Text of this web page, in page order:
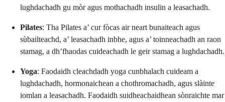
lughdachadh gu mòr agus mothachadh insulin a leasachadh.
Pilates: Tha Pilates a’ cur fòcas air neart bunaiteach agus
sùbailteachd, a’ leasachadh inbhe, agus a’ toinneachadh an raon
stamag, a dh’fhaodas cuideachadh le geir stamag a lughdachadh.
Yoga: Faodaidh cleachdadh yoga cunbhalach cuideam a
lughdachadh, hormonaichean a chothromachadh, agus slàinte
iomlan a leasachadh. Faodaidh suidheachaidhean sònraichte mar